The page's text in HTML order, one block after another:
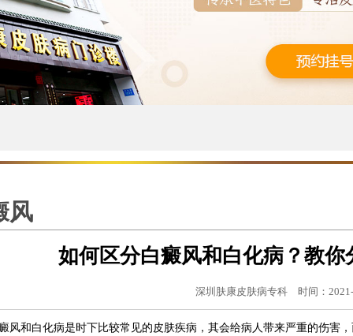
风
如何区分白癜风和白化病？教你
深圳肤康皮肤病专科 时间：
风和白化病是时下比较常见的皮肤疾病，其会给病人带来严重的伤害